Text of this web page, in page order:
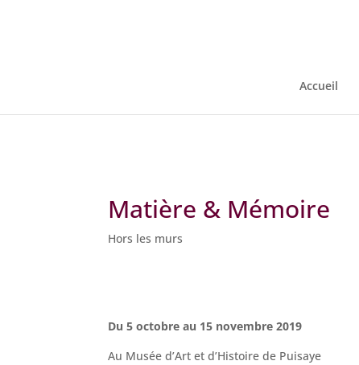
Accueil
Matière & Mémoire
Hors les murs
Du 5 octobre au 15 novembre 2019
Au Musée d’Art et d’Histoire de Puisaye